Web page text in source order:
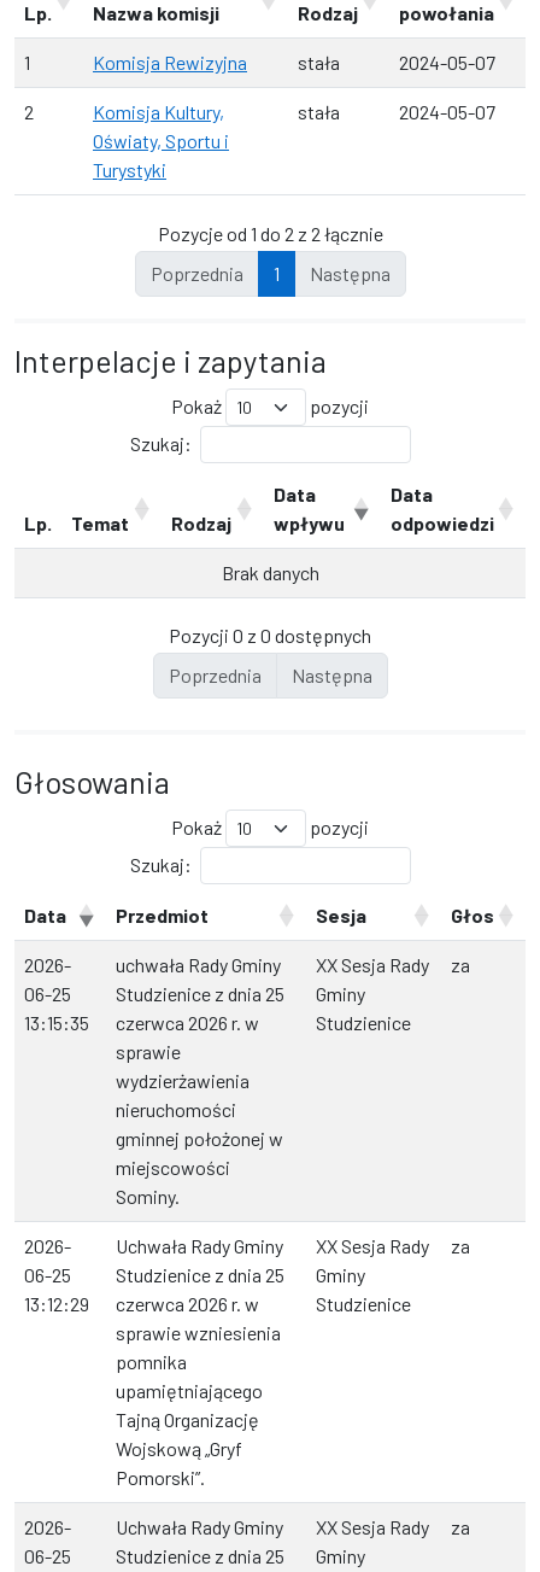
Lp. Nazwa komisji Rodzaj
powołania
1 Komisja Rewizyjna stała 2024-05-07
2
Komisja Kultury,
Oświaty, Sportu i
Turystyki
stała 2024-05-07
Pozycje od 1 do 2 z 2 łącznie
Poprzednia
1 Następna
Interpelacje i zapytania
Pokaż
pozycji
Szukaj:
Lp. Temat Rodzaj
Data
wpływu
Data
odpowiedzi
Brak danych
Pozycji 0 z 0 dostępnych
Poprzednia
Następna
Głosowania
Pokaż
pozycji
Szukaj:
Data Przedmiot Sesja Głos
2026-
06-25
13:15:35
uchwała Rady Gminy
Studzienice z dnia 25
czerwca 2026 r. w
sprawie
wydzierżawienia
nieruchomości
gminnej położonej w
miejscowości
Sominy.
XX Sesja Rady
Gminy
Studzienice
za
2026-
06-25
13:12:29
Uchwała Rady Gminy
Studzienice z dnia 25
czerwca 2026 r. w
sprawie wzniesienia
pomnika
upamiętniającego
Tajną Organizację
Wojskową „Gryf
Pomorski”.
XX Sesja Rady
Gminy
Studzienice
za
2026-
06-25
Uchwała Rady Gminy
Studzienice z dnia 25
XX Sesja Rady
Gminy
za